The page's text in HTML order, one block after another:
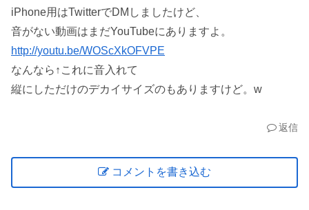
iPhone用はTwitterでDMしましたけど、
音がない動画はまだYouTubeにありますよ。
http://youtu.be/WOScXkOFVPE
なんなら↑これに音入れて
縦にしただけのデカイサイズのもありますけど。w
返信
コメントを書き込む